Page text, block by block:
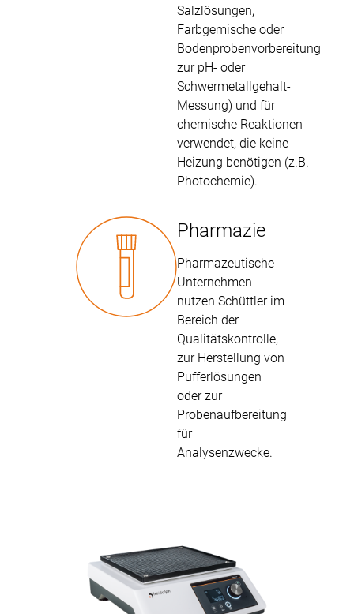
Salzlösungen,
Farbgemische oder
Bodenprobenvorbereitung
zur pH- oder
Schwermetallgehalt-
Messung) und für
chemische Reaktionen
verwendet, die keine
Heizung benötigen (z.B.
Photochemie).
Pharmazie
Pharmazeutische
Unternehmen
nutzen Schüttler im
Bereich der
Qualitätskontrolle,
zur Herstellung von
Pufferlösungen
oder zur
Probenaufbereitung
für
Analysenzwecke.